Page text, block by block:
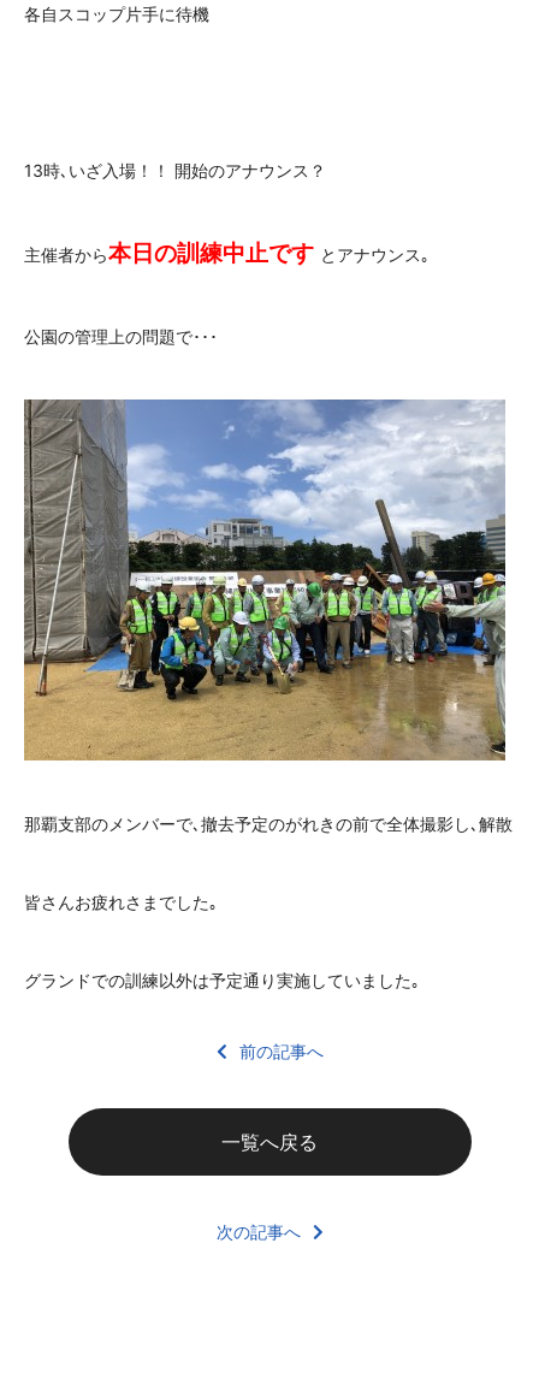
各自スコップ片手に待機
13時､いざ入場！！ 開始のアナウンス？
主催者から本日の訓練中止です とアナウンス｡
公園の管理上の問題で･･･
那覇支部のメンバーで､撤去予定のがれきの前で全体撮影し､解散
皆さんお疲れさまでした｡
グランドでの訓練以外は予定通り実施していました｡
前の記事へ
一覧へ戻る
次の記事へ